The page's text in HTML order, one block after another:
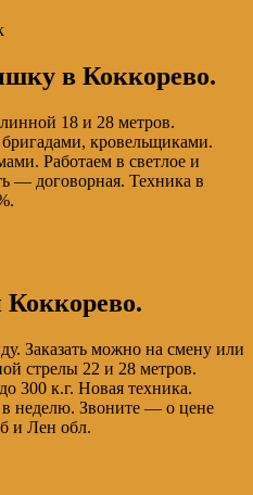
в Коккорево.
18 и 28 метров.
кровельщиками.
Работаем в светлое и
— договорная. Техника в
Заказать можно на смену или
стрелы 22 и 28 метров.
300 к.г. Новая техника.
неделю. Звоните — о цене
и Лен обл.